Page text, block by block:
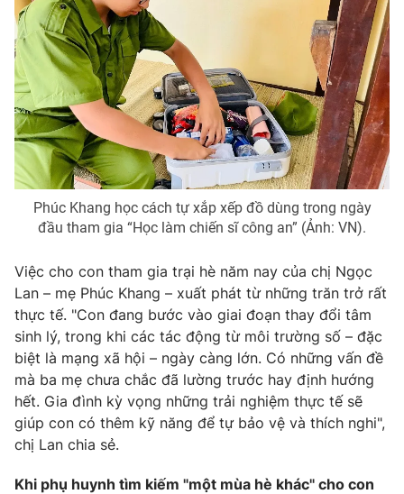
Emagazine
Photo Infographic
Video Shorts video
VTV Money VTV Thể thao
VTV Sức khoẻ Bất động sản
Thị trường 24h Tấm lòng Việt
VTV4 Vươn mình bằng AI
VTV9 VTV8
Liên hệ tòa soạn
Phúc Khang học cách tự xắp xếp đồ dùng trong ngày
đầu tham gia “Học làm chiến sĩ công an” (Ảnh: VN).
Việc cho con tham gia trại hè năm nay của chị Ngọc
Lan – mẹ Phúc Khang – xuất phát từ những trăn trở rất
thực tế. "Con đang bước vào giai đoạn thay đổi tâm
sinh lý, trong khi các tác động từ môi trường số – đặc
biệt là mạng xã hội – ngày càng lớn. Có những vấn đề
mà ba mẹ chưa chắc đã lường trước hay định hướng
hết. Gia đình kỳ vọng những trải nghiệm thực tế sẽ
giúp con có thêm kỹ năng để tự bảo vệ và thích nghi",
chị Lan chia sẻ.
Khi phụ huynh tìm kiếm "một mùa hè khác" cho con